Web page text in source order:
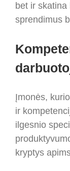
bet ir
sprendimus
Įmonės,
ir
ilgesnio
kryptys